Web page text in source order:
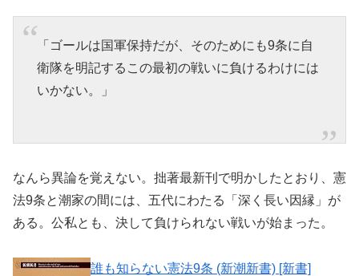
「ゴールは国軍保持だが、そのためにも9条に自
衛隊を明記するこの最初の戦いに負けるわけには
いかない。」
なんら異論を覚えない。拙著最新刊で明かしたとおり、憲
法9条と潮家の間には、五代にわたる「深く長い因縁」が
ある。公私とも、決して負けられない戦いが始まった。
誰も知らない憲法9条 (新潮新書) [新書]